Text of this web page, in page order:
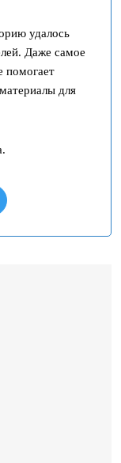
удалось
Даже самое
помогает
для